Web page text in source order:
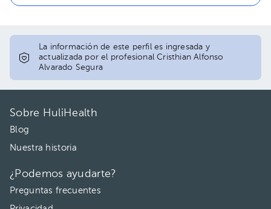
03:30 pm
La información de este perfil es ingresada y
actualizada por el profesional Cristhian Alfonso
Alvarado Segura
Sobre HuliHealth
Blog
Nuestra historia
¿Podemos ayudarte?
Preguntas frecuentes